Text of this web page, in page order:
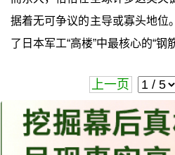
据着无可争议的主导或寡头地位
了日本军工“高楼”中最核心的“钢
上一页